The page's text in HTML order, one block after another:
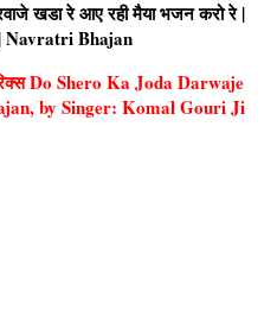
खडा रे आए रही मैया भजन करो रे |
Navratri Bhajan
Do Shero Ka Joda Darwaje
by Singer: Komal Gouri Ji